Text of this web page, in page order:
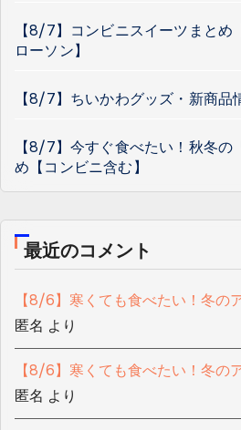
【8/7】コンビニスイーツまとめ
ローソン】
【8/7】ちいかわグッズ・新商品
【8/7】今すぐ食べたい！秋冬の
め【コンビニ含む】
最近のコメント
【8/6】寒くても食べたい！冬の
匿名 より
【8/6】寒くても食べたい！冬の
匿名 より